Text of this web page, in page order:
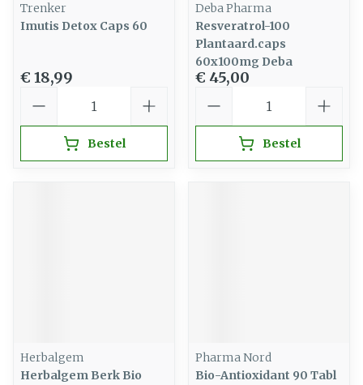
Trenker
Imutis Detox Caps 60
€ 18,99
Bestel
Deba Pharma
Resveratrol-100
Plantaard.caps
60x100mg Deba
€ 45,00
Bestel
Herbalgem
Herbalgem Berk Bio
Pharma Nord
Bio-Antioxidant 90 Tabl